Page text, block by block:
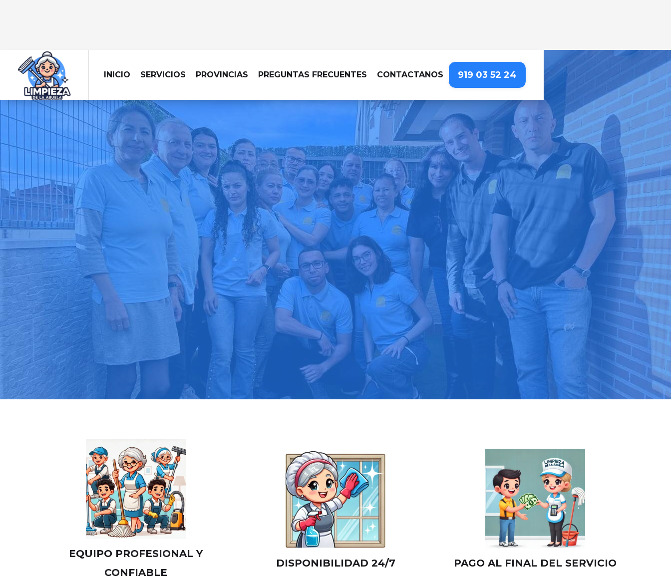
INICIO SERVICIOS PROVINCIAS PREGUNTAS FRECUENTES CONTACTANOS 919 03 52 24
LIMPIEZA DE OBRA EN BRUNETE
Dejamos tu obra impecable, con una limpieza detallada que resalta
cada acabado
Pide tu presupuesto gratis
Llama hoy: 919 03 52 24
Más de 1000 clientes confían en nosotros ⭐⭐⭐⭐⭐
EQUIPO PROFESIONAL Y
CONFIABLE
DISPONIBILIDAD 24/7 PAGO AL FINAL DEL SERVICIO